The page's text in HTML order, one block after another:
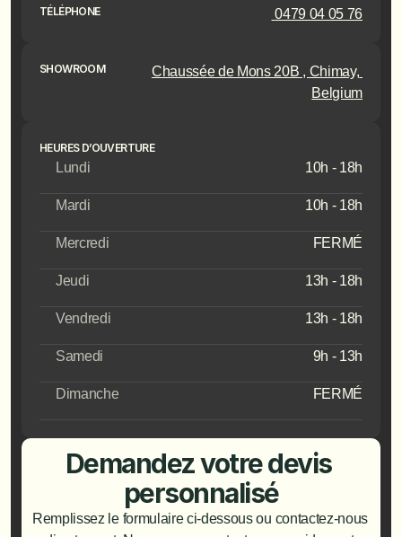
TÉLÉPHONE 0479 04 05 76
SHOWROOM
Chaussée de Mons 20B , Chimay,
Belgium
HEURES D’OUVERTURE
Lundi 10h - 18h
Mardi 10h - 18h
Mercredi FERMÉ
Jeudi 13h - 18h
Vendredi 13h - 18h
Samedi 9h - 13h
Dimanche FERMÉ
Demandez votre devis
personnalisé
Remplissez le formulaire ci-dessous ou contactez-nous